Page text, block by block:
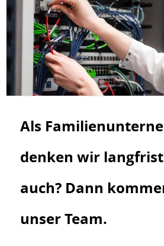
Als
denken wir
auch? Dann
unser Team.